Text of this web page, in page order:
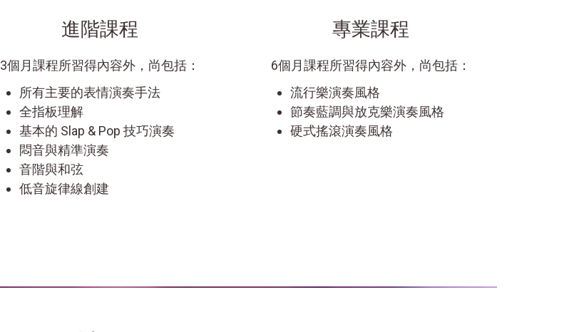
進階課程
3個月課程所習得內容外，尚包括：
所有主要的表情演奏手法
全指板理解
基本的 Slap & Pop 技巧演奏
悶音與精準演奏
音階與和弦
低音旋律線創建
專業課程
6個月課程所習得內容外，尚包括：
流行樂演奏風格
節奏藍調與放克樂演奏風格
硬式搖滾演奏風格